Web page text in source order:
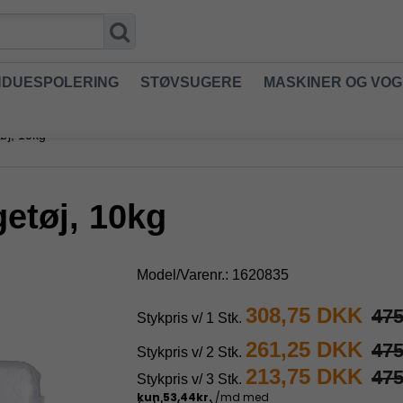
STØVSUGERE MASKINER OG
10kg
10kg
Model/Varenr.: 1620835
Stykpris v/ 1 Stk. 308,75 DKK
Stykpris v/ 2 Stk. 261,25 DKK
Stykpris v/ 3 Stk. 213,75 DKK